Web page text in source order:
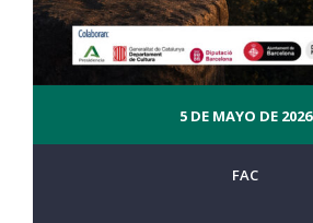
5 DE MAYO DE 2026
FAC